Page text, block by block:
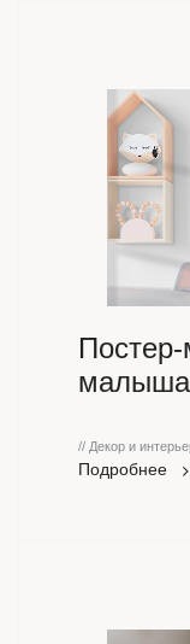
// Декор и
Подробнее